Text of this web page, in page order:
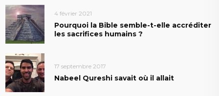
4 février 2021
Pourquoi la Bible semble-t-elle accréditer
les sacrifices humains ?
17 septembre 2017
Nabeel Qureshi savait où il allait